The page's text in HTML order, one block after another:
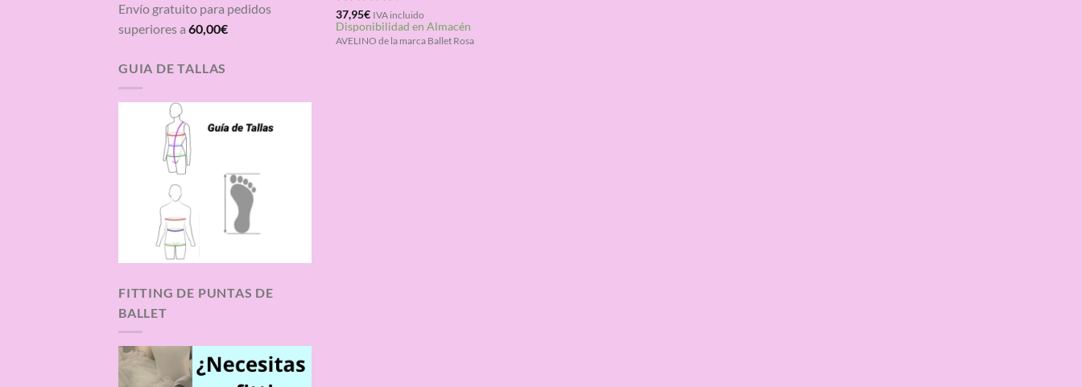
Envío gratuito para pedidos
superiores a 60,00€
GUIA DE TALLAS
FITTING DE PUNTAS DE
BALLET
Valorado
con4.60
de 5
37,95€ IVA incluido
Disponibilidad en Almacén
AVELINO de la marca Ballet Rosa